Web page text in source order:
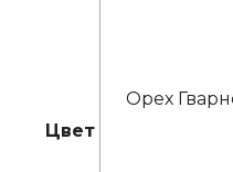
Цвет
Орех